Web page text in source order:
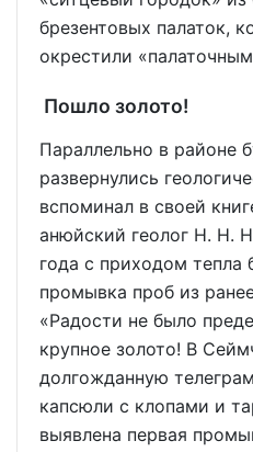
брезентовых палаток,
окрестили
Пошло золото!
Параллельно в районе
развернулись
вспоминал в своей
анюйский геолог Н. Н.
года с приходом тепла
промывка проб из
«Радости не было
крупное золото! В
долгожданную
капсюли с клопами и
выявлена первая